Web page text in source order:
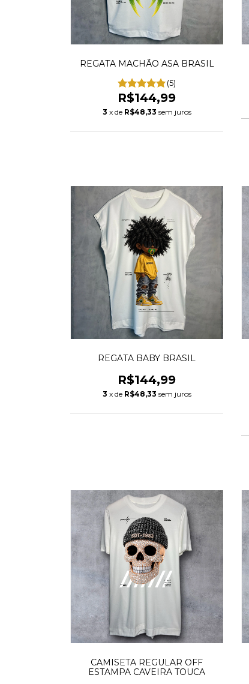
REGATA MACHÃO ASA BRASIL
(5)
R$144,99
3 x de R$48,33 sem juros
REGATA BABY BRASIL
R$144,99
3 x de R$48,33 sem juros
CAMISETA REGULAR OFF
ESTAMPA CAVEIRA TOUCA